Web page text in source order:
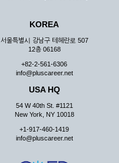
KOREA
서울특별시 강남구 테헤란로 507
12층 06168
+82-2-561-6306
info@pluscareer.net
USA HQ
54 W 40th St. #1121
New York, NY 10018
+1-917-460-1419
info@pluscareer.net